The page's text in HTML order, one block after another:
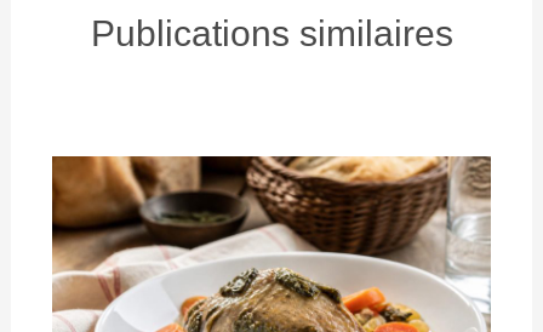
Publications similaires